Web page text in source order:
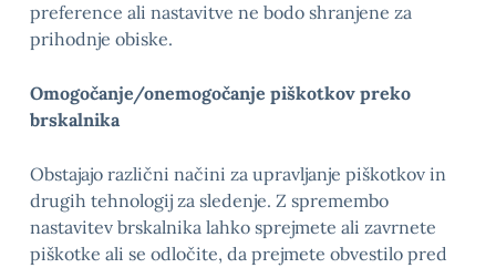
preference ali nastavitve ne bodo shranjene za
prihodnje obiske.
Omogočanje/onemogočanje piškotkov preko
brskalnika
Obstajajo različni načini za upravljanje piškotkov in
drugih tehnologij za sledenje. Z spremembo
nastavitev brskalnika lahko sprejmete ali zavrnete
piškotke ali se odločite, da prejmete obvestilo pred